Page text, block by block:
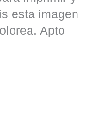
esta imagen
Apto